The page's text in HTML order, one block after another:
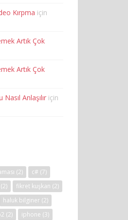
Kırpma için
Artık Çok
Artık Çok
Anlaşılır için
(2) c# (7)
(2) fikret kuşkan (2)
haluk bilginer (2)
(2) iphone (3)